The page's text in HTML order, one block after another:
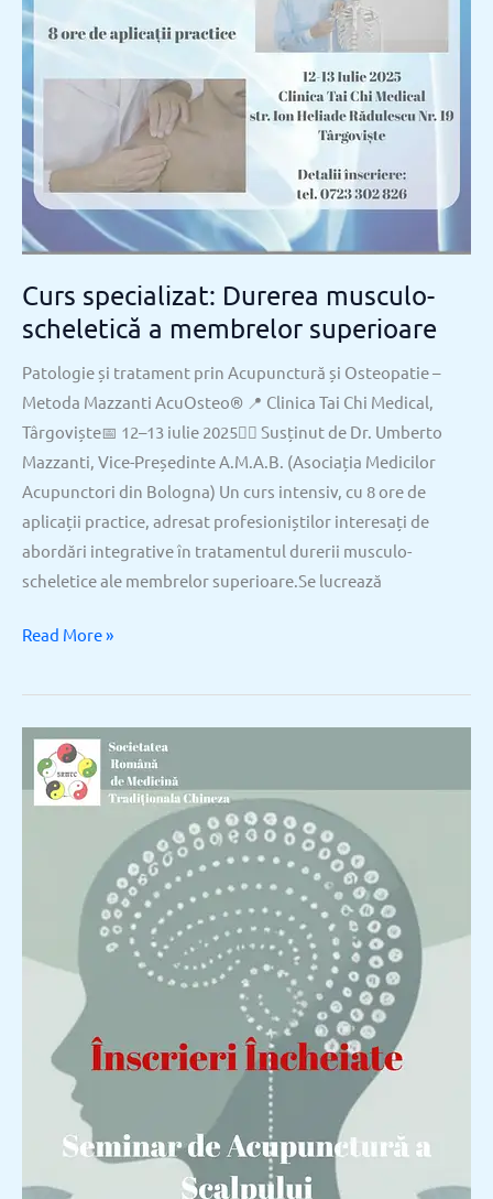
Curs specializat: Durerea musculo-
scheletică a membrelor superioare
Patologie și tratament prin Acupunctură și Osteopatie –
Metoda Mazzanti AcuOsteo® 📍 Clinica Tai Chi Medical,
Târgoviște📅 12–13 iulie 2025👨‍⚕️ Susținut de Dr. Umberto
Mazzanti, Vice-Președinte A.M.A.B. (Asociația Medicilor
Acupunctori din Bologna) Un curs intensiv, cu 8 ore de
aplicații practice, adresat profesioniștilor interesați de
abordări integrative în tratamentul durerii musculo-
scheletice ale membrelor superioare.Se lucrează
Read More »
Seminar
de
Acupunctură